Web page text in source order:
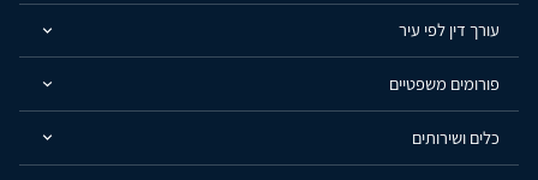
עורך דין לפי עיר
פורומים משפטיים
כלים ושירותים